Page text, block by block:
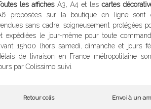
les affichesA3, A4 et les cartes
proposées sur la boutique en ligne sont
sans cadre, soigneusement protégées
expédiées le jour-même pour toute
15h00 (hors samedi, dimanche et jours
de livraison en France métropolitaine
par Colissimo suivi.
Retour colis Envoi à un